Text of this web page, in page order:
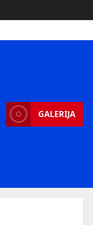
GALERIJA